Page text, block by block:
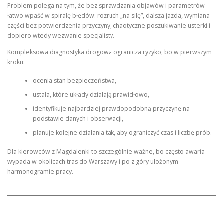
Problem polega na tym, że bez sprawdzania objawów i parametrów
łatwo wpaść w spiralę błędów: rozruch „na siłę”, dalsza jazda, wymiana
części bez potwierdzenia przyczyny, chaotyczne poszukiwanie usterki i
dopiero wtedy wezwanie specjalisty.
Kompleksowa diagnostyka drogowa ogranicza ryzyko, bo w pierwszym
kroku:
ocenia stan bezpieczeństwa,
ustala, które układy działają prawidłowo,
identyfikuje najbardziej prawdopodobną przyczynę na
podstawie danych i obserwacji,
planuje kolejne działania tak, aby ograniczyć czas i liczbę prób.
Dla kierowców z Magdalenki to szczególnie ważne, bo często awaria
wypada w okolicach tras do Warszawy i po z góry ułożonym
harmonogramie pracy.